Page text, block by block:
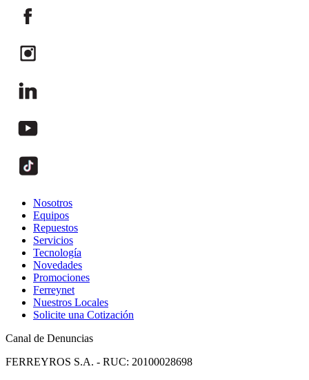
Nosotros
Equipos
Repuestos
Servicios
Tecnología
Novedades
Promociones
Ferreynet
Nuestros Locales
Solicite una Cotización
Canal de Denuncias
FERREYROS S.A. - RUC: 20100028698